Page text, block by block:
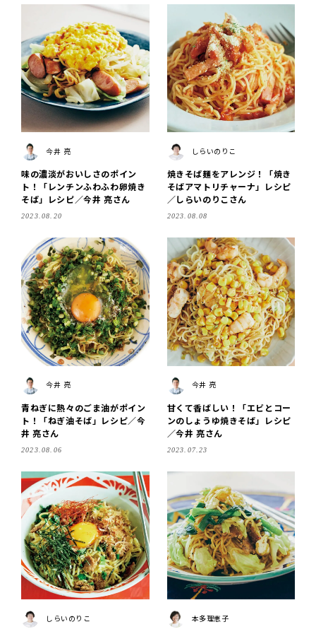
今井 亮
味の濃淡がおいしさのポイン
ト！「レンチンふわふわ卵焼き
そば」レシピ／今井 亮さん
2023.08.20
しらいのりこ
焼きそば麺をアレンジ！「焼き
そばアマトリチャーナ」レシピ
／しらいのりこさん
2023.08.08
今井 亮
青ねぎに熱々のごま油がポイン
ト！「ねぎ油そば」レシピ／今
井 亮さん
2023.08.06
今井 亮
甘くて香ばしい！「エビとコー
ンのしょうゆ焼きそば」レシピ
／今井 亮さん
2023.07.23
しらいのりこ 本多理恵子